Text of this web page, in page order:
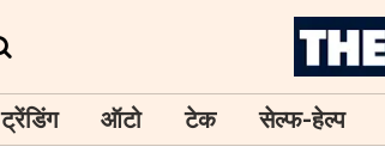
ट्रेंडिंग ऑटो टेक सेल्फ-हेल्प